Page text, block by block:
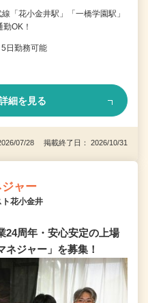
「花小金井駅」「一橋学園駅」
OK！
日勤務可能
細を見る
07/28 掲載終了日： 2026/10/31
ャー
花小金井
24周年・安心安定の上場
ジャー」を募集！